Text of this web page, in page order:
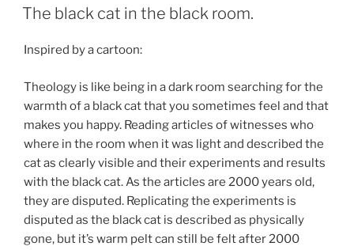
Für
Leben”
ON
The black cat in the black room.
Inspired by a cartoon:
Theology is like being in a dark room searching for the
warmth of a black cat that you sometimes feel and that
makes you happy. Reading articles of witnesses who
where in the room when it was light and described the
cat as clearly visible and their experiments and results
with the black cat. As the articles are 2000 years old,
they are disputed. Replicating the experiments is
disputed as the black cat is described as physically
gone, but it’s warm pelt can still be felt after 2000